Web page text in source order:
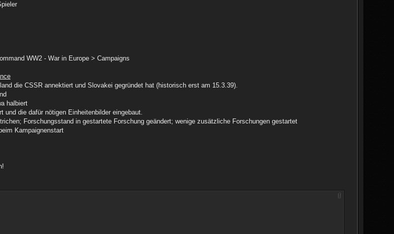
WW2 - War in Europe > Campaigns
die CSSR annektiert und Slovakei gegründet hat (historisch erst am 15.3.39).
halbiert
und die dafür nötigen Einheitenbilder eingebaut.
Forschungsstand in gestartete Forschung geändert; wenige zusätzliche Forschungen gestartet
Kampaignenstart